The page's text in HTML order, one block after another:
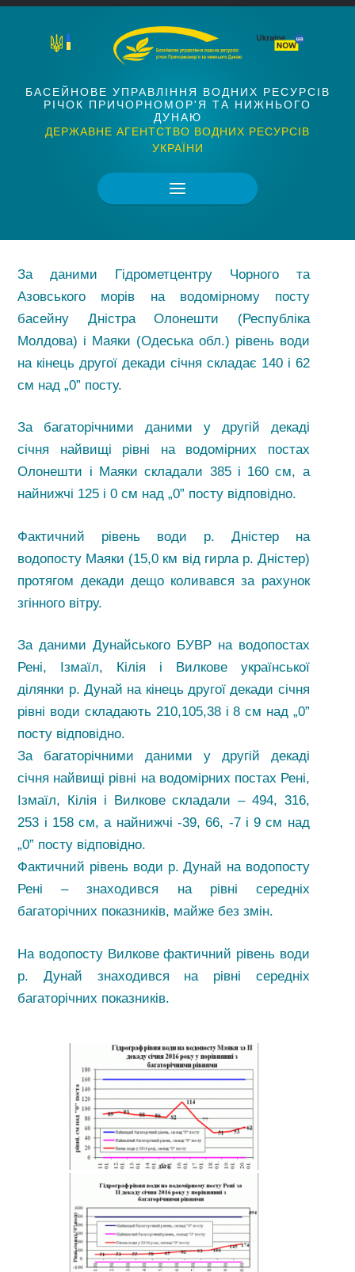
БАСЕЙНОВЕ УПРАВЛІННЯ ВОДНИХ РЕСУРСІВ
РІЧОК ПРИЧОРНОМОР'Я ТА НИЖНЬОГО
ДУНАЮ
ДЕРЖАВНЕ АГЕНТСТВО ВОДНИХ РЕСУРСІВ
УКРАЇНИ
За даними Гідрометцентру Чорного та
Азовського морів на водомірному посту
басейну Дністра Олонешти (Республіка
Молдова) і Маяки (Одеська обл.) рівень води
на кінець другої декади січня складає 140 і 62
см над „0” посту.
За багаторічними даними у другій декаді
січня найвищі рівні на водомірних постах
Олонешти і Маяки складали 385 і 160 см, а
найнижчі 125 і 0 см над „0” посту відповідно.
Фактичний рівень води р. Дністер на
водопосту Маяки (15,0 км від гирла р. Дністер)
протягом декади дещо коливався за рахунок
згінного вітру.
За даними Дунайського БУВР на водопостах
Рені, Ізмаїл, Кілія і Вилкове української
ділянки р. Дунай на кінець другої декади січня
рівні води складають 210,105,38 і 8 см над „0”
посту відповідно.
За багаторічними даними у другій декаді
січня найвищі рівні на водомірних постах Рені,
Ізмаїл, Кілія і Вилкове складали – 494, 316,
253 і 158 см, а найнижчі -39, 66, -7 і 9 см над
„0” посту відповідно.
Фактичний рівень води р. Дунай на водопосту
Рені – знаходився на рівні середніх
багаторічних показників, майже без змін.
На водопосту Вилкове фактичний рівень води
р. Дунай знаходився на рівні середніх
багаторічних показників.